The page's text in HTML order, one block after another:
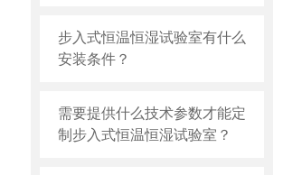
步入式恒温恒湿试验室有什么
安装条件？
需要提供什么技术参数才能定
制步入式恒温恒湿试验室？